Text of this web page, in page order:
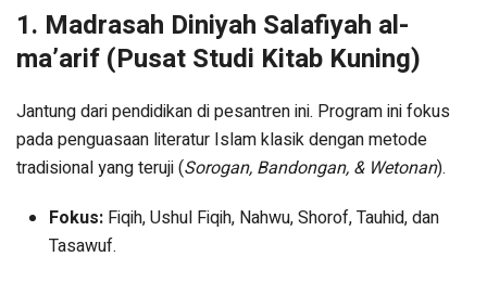
1. Madrasah Diniyah Salafiyah al-
ma’arif (Pusat Studi Kitab Kuning)
Jantung dari pendidikan di pesantren ini. Program ini fokus
pada penguasaan literatur Islam klasik dengan metode
tradisional yang teruji (Sorogan, Bandongan, & Wetonan).
Fokus: Fiqih, Ushul Fiqih, Nahwu, Shorof, Tauhid, dan
Tasawuf.